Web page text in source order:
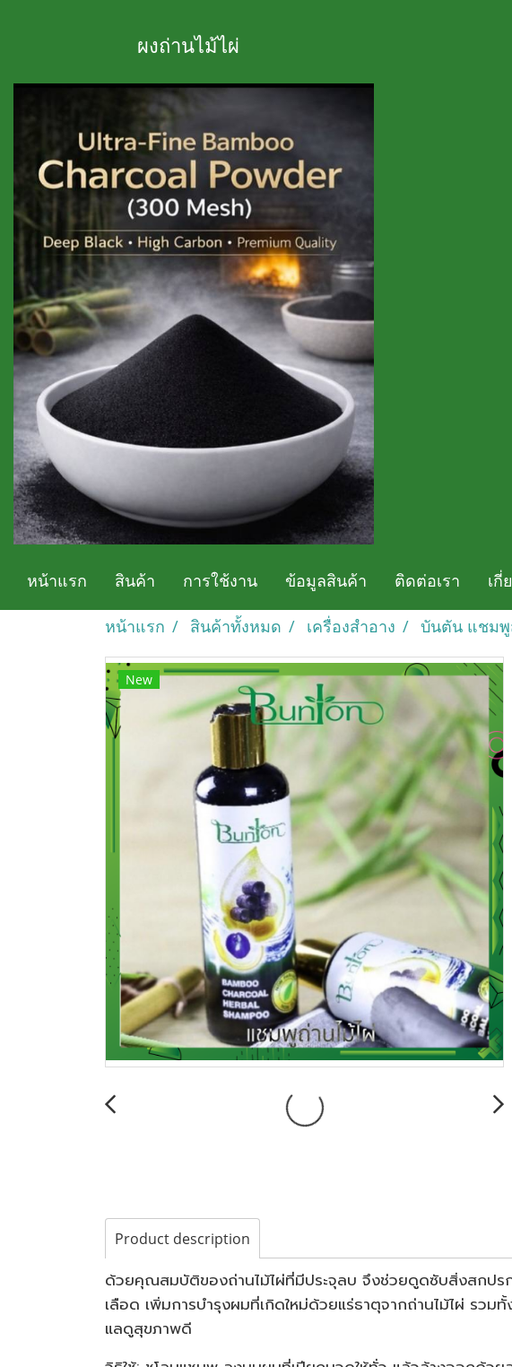
ผงถ่านไม้ไผ่
หน้าแรก สินค้า การใช้งาน ข้อมูลสินค้า ติดต่อเรา เกี่
หน้าแรก สินค้าทั้งหมด เครื่องสำอาง บันตัน แชมพู
New
Product description
ด้วยคุณสมบัติของถ่านไม้ไผ่ที่มีประจุลบ จึงช่วยดูดซับสิ่งสกปร
เลือด เพิ่มการบำรุงผมที่เกิดใหม่ด้วยแร่ธาตุจากถ่านไม้ไผ่ รว
แลดูสุขภาพดี